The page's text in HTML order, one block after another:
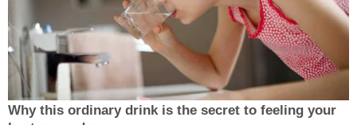
Why this ordinary drink is the secret to feeling your